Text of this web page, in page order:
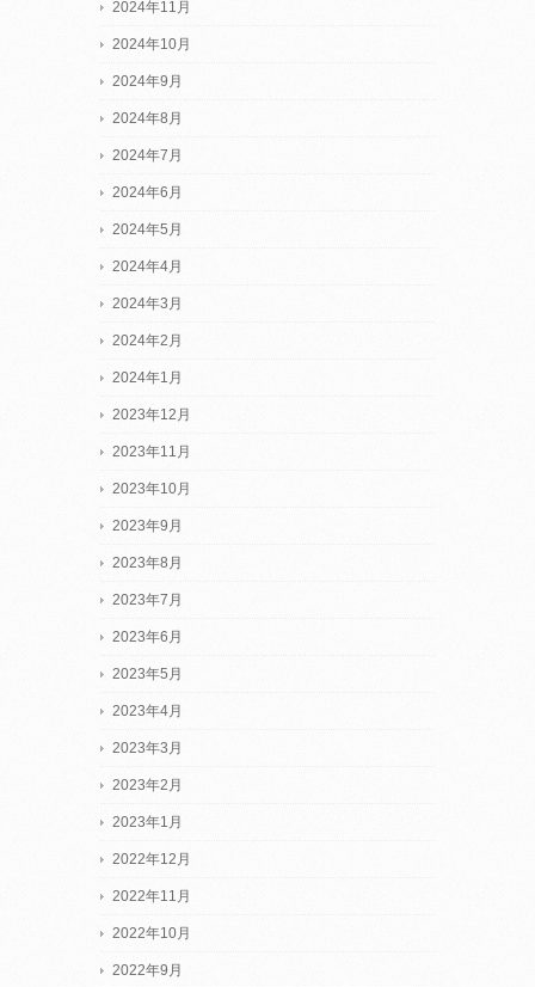
2024年11月
2024年10月
2024年9月
2024年8月
2024年7月
2024年6月
2024年5月
2024年4月
2024年3月
2024年2月
2024年1月
2023年12月
2023年11月
2023年10月
2023年9月
2023年8月
2023年7月
2023年6月
2023年5月
2023年4月
2023年3月
2023年2月
2023年1月
2022年12月
2022年11月
2022年10月
2022年9月